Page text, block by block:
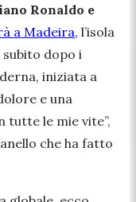
Ronaldo e
a Madeira, l’isola
dopo i
iniziata a
e una
tutte le mie vite”,
che ha fatto